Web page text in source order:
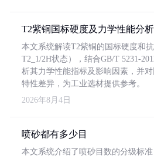
T2紫铜国标硬度及力学性能分析
本文系统解读T2紫铜的国标硬度和
T2_1/2H状态），结合GB/T 5231-
析其力学性能指标及影响因素，并
特性差异，为工业选材提供参考。
2026年8月4日
喷砂都有多少目
本文系统介绍了喷砂目数的分级标